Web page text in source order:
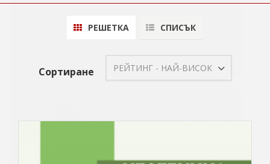
РЕШЕТКА СПИСЪК
Сортиране РЕЙТИНГ - НАЙ-ВИСОК